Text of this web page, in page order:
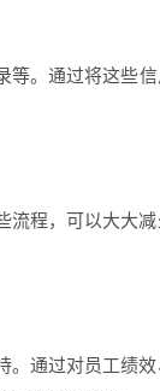
。通过将这些
程，可以大大
通过对员工绩